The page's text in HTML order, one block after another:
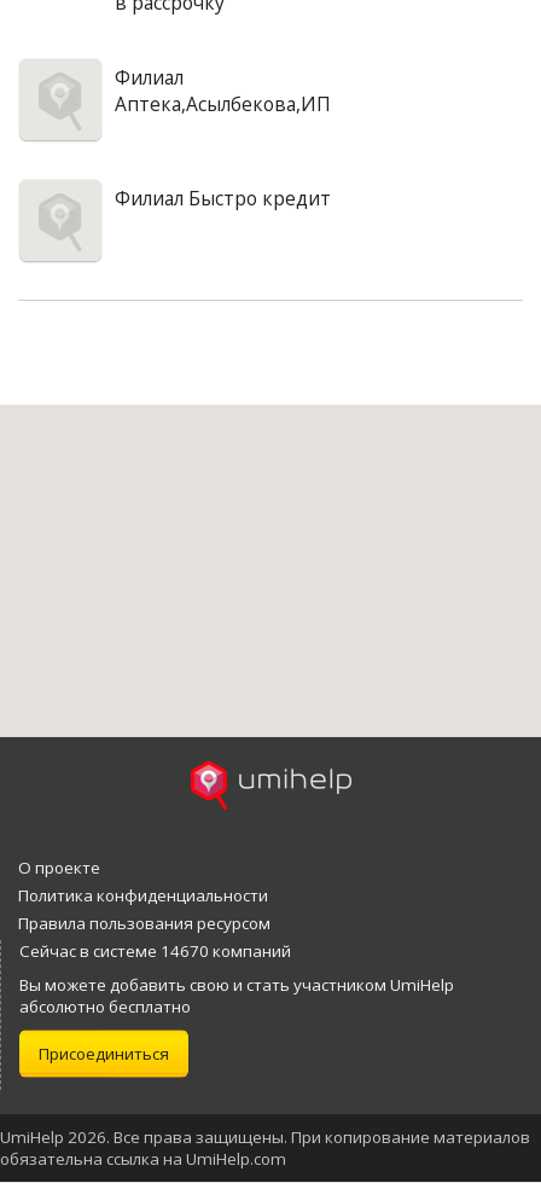
Филиал
Аптека,Асылбекова,ИП
Филиал Быстро кредит
О проекте
Политика конфиденциальности
Правила пользования ресурсом
Сейчас в системе 14670 компаний
Вы можете добавить свою и стать участником UmiHelp
абсолютно бесплатно
Присоединиться
UmiHelp 2026. Все права защищены. При копирование материалов
обязательна ссылка на UmiHelp.com